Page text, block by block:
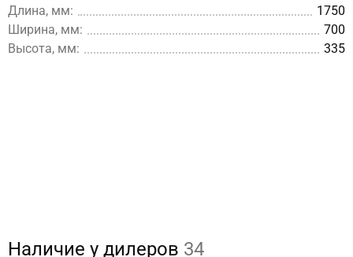
Длина, мм:
1750
Ширина, мм:
700
Высота, мм:
335
Наличие у дилеров 34